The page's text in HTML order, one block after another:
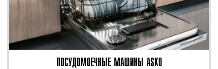
ПОСУДОМОЕЧНЫЕ МАШИНЫ ASKO